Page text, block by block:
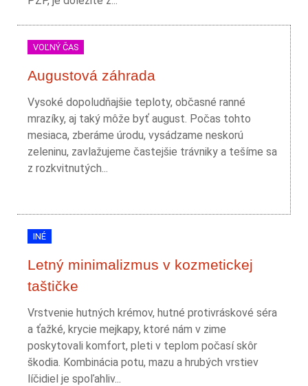
VOĽNÝ ČAS
Augustová záhrada
Vysoké dopoludňajšie teploty, občasné ranné
mrazíky, aj taký môže byť august. Počas tohto
mesiaca, zberáme úrodu, vysádzame neskorú
zeleninu, zavlažujeme častejšie trávniky a tešíme sa
z rozkvitnutých...
INÉ
Letný minimalizmus v kozmetickej
taštičke
Vrstvenie hutných krémov, hutné protivráskové séra
a ťažké, krycie mejkapy, ktoré nám v zime
poskytovali komfort, pleti v teplom počasí skôr
škodia. Kombinácia potu, mazu a hrubých vrstiev
líčidiel je spoľahliv...